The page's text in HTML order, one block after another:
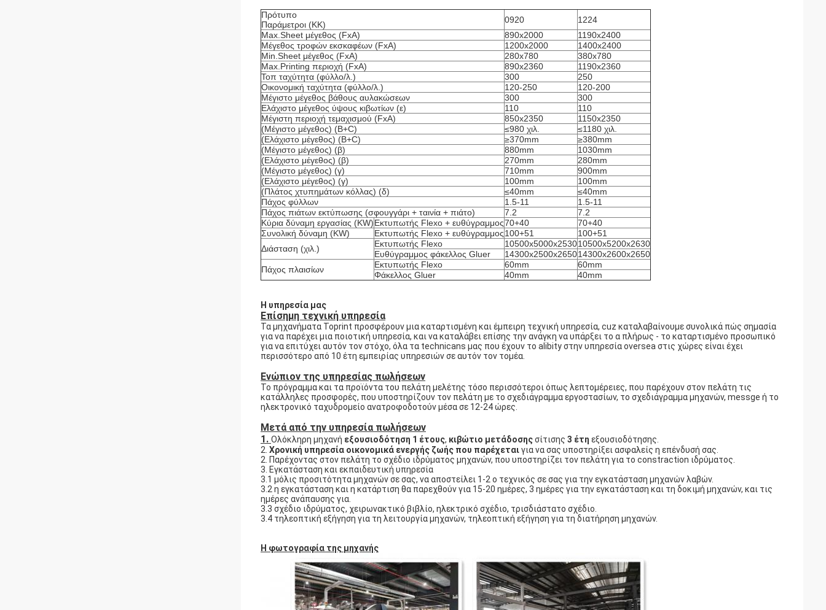
Πρότυπο
Παράμετροι (ΚΚ)
0920
1224
Max.Sheet μέγεθος (FxA)
890x2000
1190x2400
Μέγεθος τροφών εκσκαφέων (FxA)
1200x2000
1400x2400
Min.Sheet μέγεθος (FxA)
280x780
380x780
Max.Printing περιοχή (FxA)
890x2360
1190x2360
Τοπ ταχύτητα (φύλλο/λ.)
300
250
Οικονομική ταχύτητα (φύλλο/λ.)
120-250
120-200
Μέγιστο μέγεθος βάθους αυλακώσεων
300
300
Ελάχιστο μέγεθος ύψους κιβωτίων (ε)
110
110
Μέγιστη περιοχή τεμαχισμού (FxA)
850x2350
1150x2350
(Μέγιστο μέγεθος) (B+C)
≤980 χιλ.
≤1180 χιλ.
(Ελάχιστο μέγεθος) (B+C)
≥370mm
≥380mm
(Μέγιστο μέγεθος) (β)
880mm
1030mm
(Ελάχιστο μέγεθος) (β)
270mm
280mm
(Μέγιστο μέγεθος) (γ)
710mm
900mm
(Ελάχιστο μέγεθος) (γ)
100mm
100mm
(Πλάτος χτυπημάτων κόλλας) (δ)
≤40mm
≤40mm
Πάχος φύλλων
1.5-11
1.5-11
Πάχος πιάτων εκτύπωσης (σφουγγάρι + ταινία + πιάτο)
7.2
7.2
Κύρια δύναμη εργασίας (KW)Εκτυπωτής Flexo + ευθύγραμμος70+40
70+40
Συνολική δύναμη (KW)
Εκτυπωτής Flexo + ευθύγραμμος100+51
100+51
Διάσταση (χιλ.)
Εκτυπωτής Flexo 10500x5000x253010500x5200x2630
Ευθύγραμμος φάκελλος Gluer
14300x2500x265014300x2600x2650
Πάχος πλαισίων
Εκτυπωτής Flexo 60mm
60mm
Φάκελλος Gluer
40mm 40mm
Η υπηρεσία μας
Επίσημη τεχνική υπηρεσία
Τα μηχανήματα Toprint προσφέρουν μια καταρτισμένη και έμπειρη τεχνική υπηρεσία, cuz καταλαβαίνουμε συνολικά πώς σημασία
για να παρέχει μια ποιοτική υπηρεσία, και να καταλάβει επίσης την ανάγκη να υπάρξει το α πλήρως - το καταρτισμένο προσωπικό
για να επιτύχει αυτόν τον στόχο, όλα τα technicans μας που έχουν το alibity στην υπηρεσία oversea στις χώρες είναι έχει
περισσότερο από 10 έτη εμπειρίας υπηρεσιών σε αυτόν τον τομέα.
Ενώπιον της υπηρεσίας πωλήσεων
Το πρόγραμμα και τα προϊόντα του πελάτη μελέτης τόσο περισσότεροι όπως λεπτομέρειες, που παρέχουν στον πελάτη τις
κατάλληλες προσφορές, που υποστηρίζουν τον πελάτη με το σχεδιάγραμμα εργοστασίων, το σχεδιάγραμμα μηχανών, messge ή το
ηλεκτρονικό ταχυδρομείο ανατροφοδοτούν μέσα σε 12-24 ώρες.
Μετά από την υπηρεσία πωλήσεων
1. Ολόκληρη μηχανή εξουσιοδότηση 1 έτους, κιβώτιο μετάδοσηςσίτισης 3 έτη εξουσιοδότησης.
2. Χρονική υπηρεσία οικονομικά ενεργής ζωής που παρέχεταιγια να σας υποστηρίξει ασφαλείς η επένδυσή σας.
2. Παρέχοντας στον πελάτη το σχέδιο ιδρύματος μηχανών, που υποστηρίζει τον πελάτη για το constraction ιδρύματος.
3. Εγκατάσταση και εκπαιδευτική υπηρεσία
3.1 μόλις προσιτότητα μηχανών σε σας, να αποστείλει 1-2 ο τεχνικός σε σας για την εγκατάσταση μηχανών λαβών.
3.2 η εγκατάσταση και η κατάρτιση θα παρεχθούν για 15-20 ημέρες, 3 ημέρες για την εγκατάσταση και τη δοκιμή μηχανών, και τις
ημέρες ανάπαυσης για.
3.3 σχέδιο ιδρύματος, χειρωνακτικό βιβλίο, ηλεκτρικό σχέδιο, τρισδιάστατο σχέδιο.
3.4 τηλεοπτική εξήγηση για τη λειτουργία μηχανών, τηλεοπτική εξήγηση για τη διατήρηση μηχανών.
Η φωτογραφία της μηχανής